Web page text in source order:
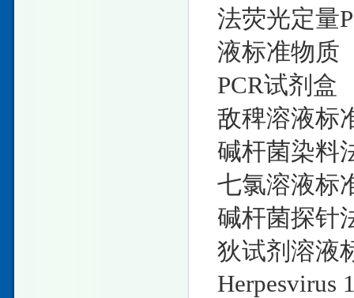
法荧光定量
液标准物质
PCR试剂盒
敌稗溶液标
碱杆菌染料
七氯溶液标
碱杆菌探针
狄试剂溶
Herpesvirus